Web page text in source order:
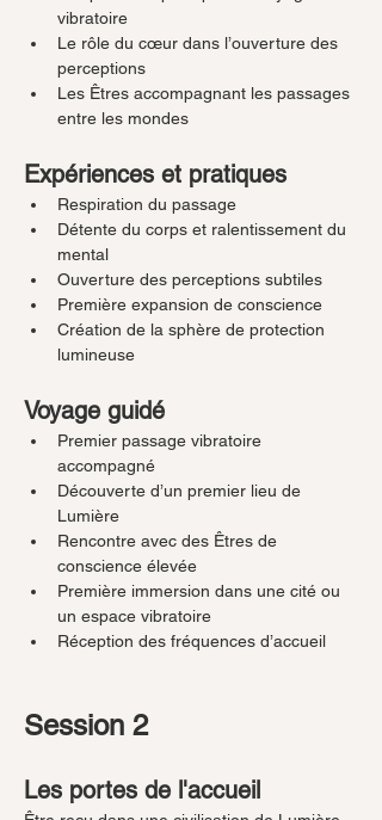
vibratoire
Le rôle du cœur dans l’ouverture des
perceptions
Les Êtres accompagnant les passages
entre les mondes
Expériences et pratiques
Respiration du passage
Détente du corps et ralentissement du
mental
Ouverture des perceptions subtiles
Première expansion de conscience
Création de la sphère de protection
lumineuse
Voyage guidé
Premier passage vibratoire
accompagné
Découverte d’un premier lieu de
Lumière
Rencontre avec des Êtres de
conscience élevée
Première immersion dans une cité ou
un espace vibratoire
Réception des fréquences d’accueil
Session 2
Les portes de l'accueil